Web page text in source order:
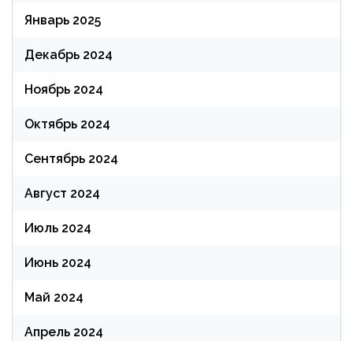
Январь 2025
Декабрь 2024
Ноябрь 2024
Октябрь 2024
Сентябрь 2024
Август 2024
Июль 2024
Июнь 2024
Май 2024
Апрель 2024